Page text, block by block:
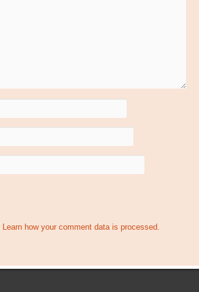
Learn how your comment data is processed.